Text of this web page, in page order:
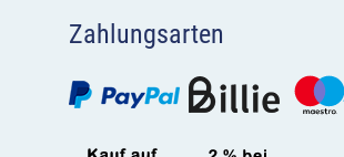
Zahlungsarten